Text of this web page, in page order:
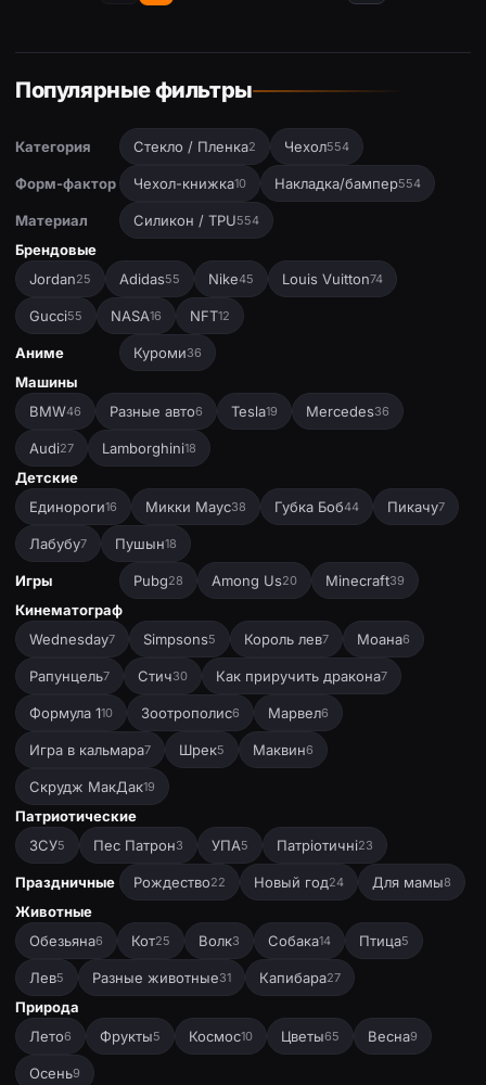
Популярные фильтры
Категория Стекло / Пленка2 Чехол554
Форм-фактор Чехол-книжка10 Накладка/бампер554
Материал Силикон / TPU554
Брендовые
Jordan25 Adidas55 Nike45 Louis Vuitton74
Gucci55 NASA16 NFT12
Аниме Куроми36
Машины
BMW46 Разные авто6 Tesla19 Mercedes36
Audi27 Lamborghini18
Детские
Единороги16 Микки Маус38 Губка Боб44 Пикачу7
Лабубу7 Пушын18
Игры Pubg28 Among Us20 Minecraft39
Кинематограф
Wednesday7 Simpsons5 Король лев7 Моана6
Рапунцель7 Стич30 Как приручить дракона7
Формула 110 Зоотрополис6 Марвел6
Игра в кальмара7 Шрек5 Маквин6
Скрудж МакДак19
Патриотические
ЗСУ5 Пес Патрон3 УПА5 Патріотичні23
Праздничные Рождество22 Новый год24 Для мамы8
Животные
Обезьяна6 Кот25 Волк3 Собака14 Птица5
Лев5 Разные животные31 Капибара27
Природа
Лето6 Фрукты5 Космос10 Цветы65 Весна9
Осень9